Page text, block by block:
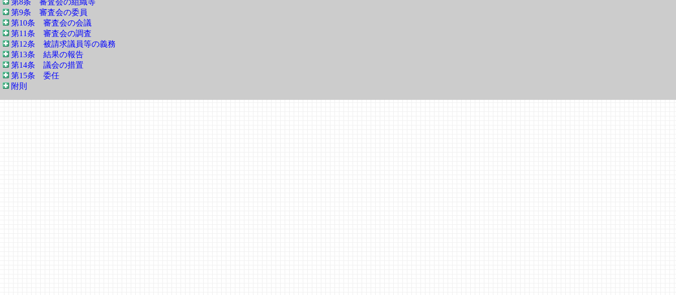
第8条 審査会の組織等
第9条 審査会の委員
第10条 審査会の会議
第11条 審査会の調査
第12条 被請求議員等の義務
第13条 結果の報告
第14条 議会の措置
第15条 委任
附則